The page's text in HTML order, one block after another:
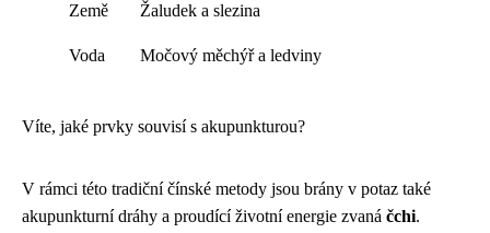
Země Žaludek a slezina
Voda Močový měchýř a ledviny
Víte, jaké prvky souvisí s akupunkturou?
V rámci této tradiční čínské metody jsou brány v potaz také
akupunkturní dráhy a proudící životní energie zvaná čchi.